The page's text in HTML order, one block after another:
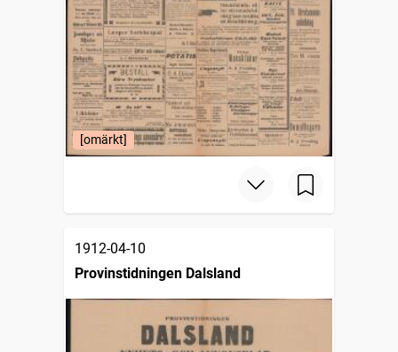
[omärkt]
1912-04-10
Provinstidningen Dalsland